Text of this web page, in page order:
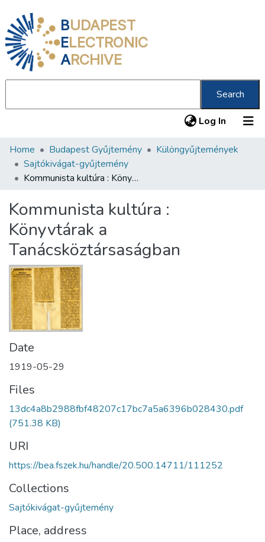
BUDAPEST
ELECTRONIC
ARCHIVE
Search
Log In (current)
Communities & Collections
All of DSpace
About us
Home Budapest Gyűjtemény
Különgyűjtemények
Sajtókivágat-gyűjtemény
Kommunista kultúra : Könyvtárak a Tanácsköztársaságban
Kommunista kultúra :
Könyvtárak a
Tanácsköztársaságban
Date
1919-05-29
Files
13dc4a8b2988fbf48207c17bc7a5a6396b028430.pdf
(751.38 KB)
URI
https://bea.fszek.hu/handle/20.500.14711/111252
Collections
Sajtókivágat-gyűjtemény
Place, address